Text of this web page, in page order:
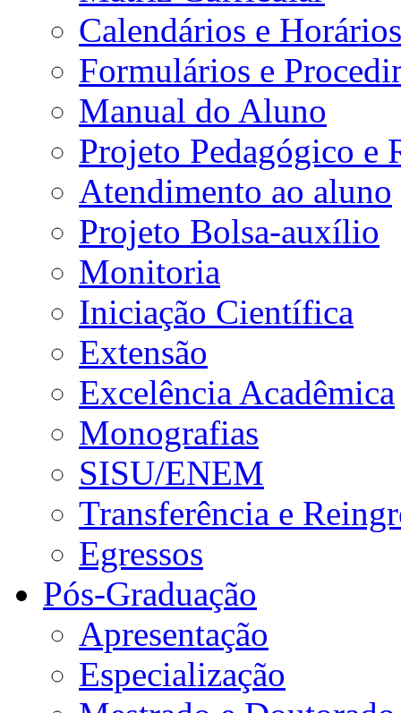
Calendários e Horários
Formulários e
Manual do Aluno
Projeto Pedagógico e
Atendimento ao aluno
Projeto Bolsa-auxílio
Monitoria
Iniciação Científica
Extensão
Excelência Acadêmica
Monografias
SISU/ENEM
Transferência e
Egressos
Pós-Graduação
Apresentação
Especialização